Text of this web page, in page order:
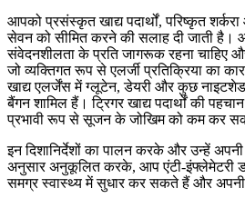
आपको प्रसंस्कृत खाद्य पदार्थों, परिष्कृत
सेवन को सीमित करने की सलाह दी जाती है।
संवेदनशीलता के प्रति जागरूक रहना चाहिए
जो व्यक्तिगत रूप से एलर्जी प्रतिक्रिया
खाद्य एलर्जेंस में ग्लूटेन, डेयरी और कुछ
बैंगन शामिल हैं। ट्रिगर खाद्य पदार्थों की
प्रभावी रूप से सूजन के जोखिम को कम कर
इन दिशानिर्देशों का पालन करके और उन्हें
अनुसार अनुकूलित करके, आप एंटी-इंफ्लेमेटरी
समग्र स्वास्थ्य में सुधार कर सकते हैं और